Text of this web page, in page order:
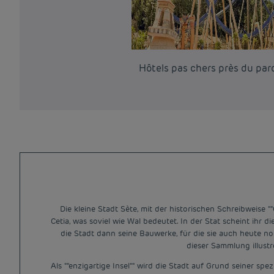
Hôtels pas chers près du
Die kleine Stadt Sète, mit der historischen Schreibweise
Cetia, was soviel wie Wal bedeutet. In der Stat scheint ihr
die Stadt dann seine Bauwerke, für die sie auch heute
dieser Sammlung
Als ""enzigartige Insel"" wird die Stadt auf Grund seiner